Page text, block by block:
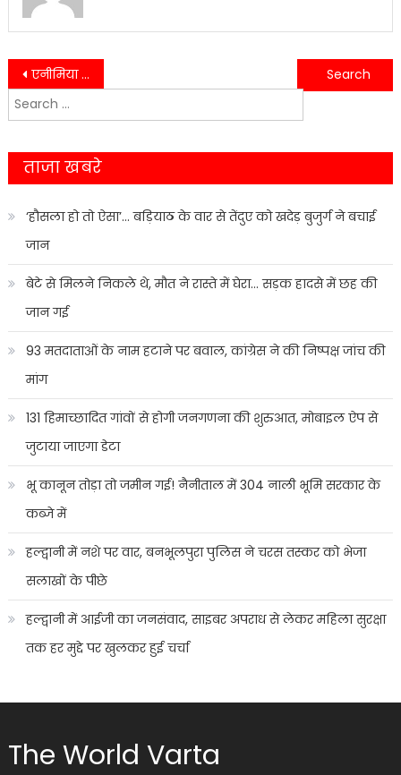
Post
navigation
एनीमिया मुक्त भारत अभियान के अन्तर्गत, परीक्षण शिविर का आयोजन…
काशीपुर में भाजपा के नवनियुक्त जिलाध्यक्ष गुंजन सुखीजा ने अपना कार्यभार ग्रहण किया…
Search
for:
ताजा खबरे
‘हौसला हो तो ऐसा’… बड़ियाठ के वार से तेंदुए को खदेड़ बुजुर्ग ने बचाई
जान
बेटे से मिलने निकले थे, मौत ने रास्ते में घेरा… सड़क हादसे में छह की
जान गई
93 मतदाताओं के नाम हटाने पर बवाल, कांग्रेस ने की निष्पक्ष जांच की
मांग
131 हिमाच्छादित गांवों से होगी जनगणना की शुरुआत, मोबाइल ऐप से
जुटाया जाएगा डेटा
भू कानून तोड़ा तो जमीन गई! नैनीताल में 304 नाली भूमि सरकार के
कब्जे में
हल्द्वानी में नशे पर वार, बनभूलपुरा पुलिस ने चरस तस्कर को भेजा
सलाखों के पीछे
हल्द्वानी में आईजी का जनसंवाद, साइबर अपराध से लेकर महिला सुरक्षा
तक हर मुद्दे पर खुलकर हुई चर्चा
The World Varta